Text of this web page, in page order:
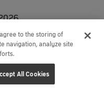
to the storing of
navigation, analyze site
All Cookies